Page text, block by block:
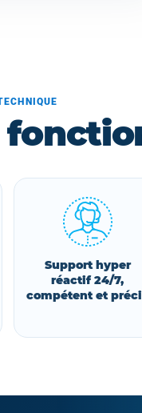
Support hyper
réactif 24/7,
compétent et